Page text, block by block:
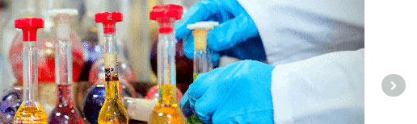
Educación
Otras Temáticas
Comercial y Ventas
Medio Ambiente